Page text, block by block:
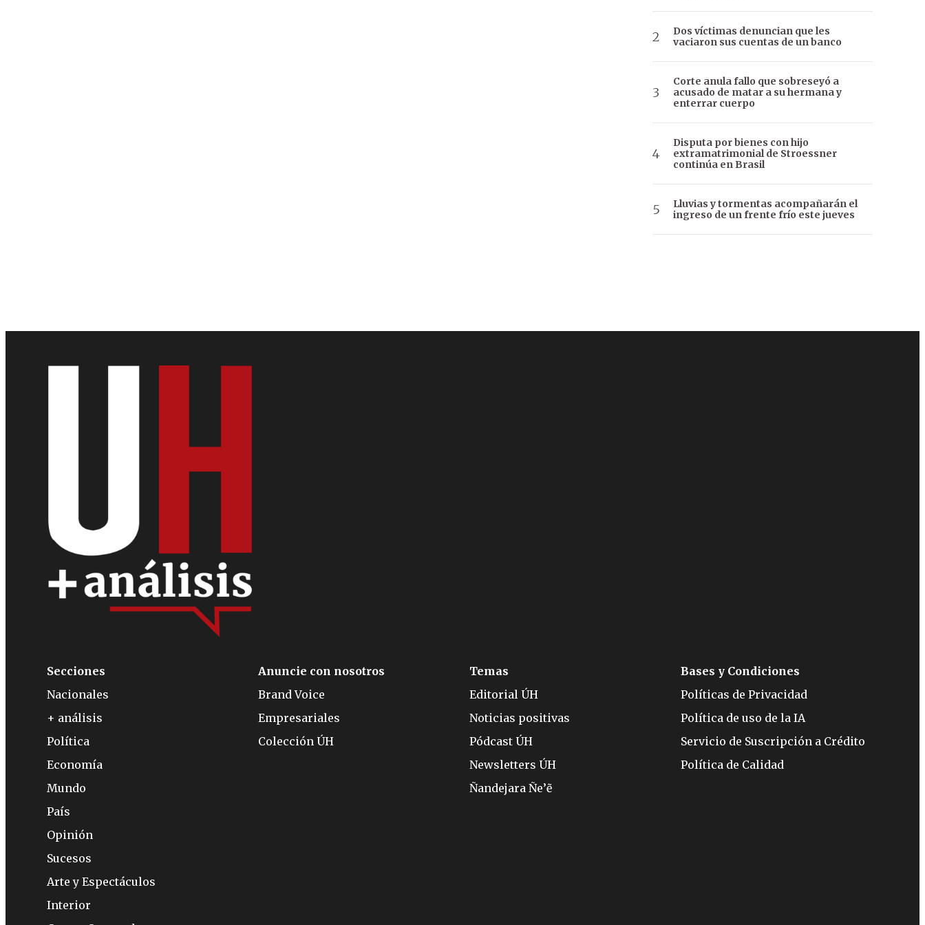
Dos víctimas denuncian que les
vaciaron sus cuentas de un banco
Corte anula fallo que sobreseyó a
acusado de matar a su hermana y
enterrar cuerpo
Disputa por bienes con hijo
extramatrimonial de Stroessner
continúa en Brasil
Lluvias y tormentas acompañarán el
ingreso de un frente frío este jueves
Secciones
Nacionales
+ análisis
Política
Economía
Mundo
País
Opinión
Sucesos
Arte y Espectáculos
Interior
Anuncie con nosotros
Brand Voice
Empresariales
Colección ÚH
Temas
Editorial ÚH
Noticias positivas
Pódcast ÚH
Newsletters ÚH
Ñandejara Ñe’ẽ
Bases y Condiciones
Políticas de Privacidad
Política de uso de la IA
Servicio de Suscripción a Crédito
Política de Calidad